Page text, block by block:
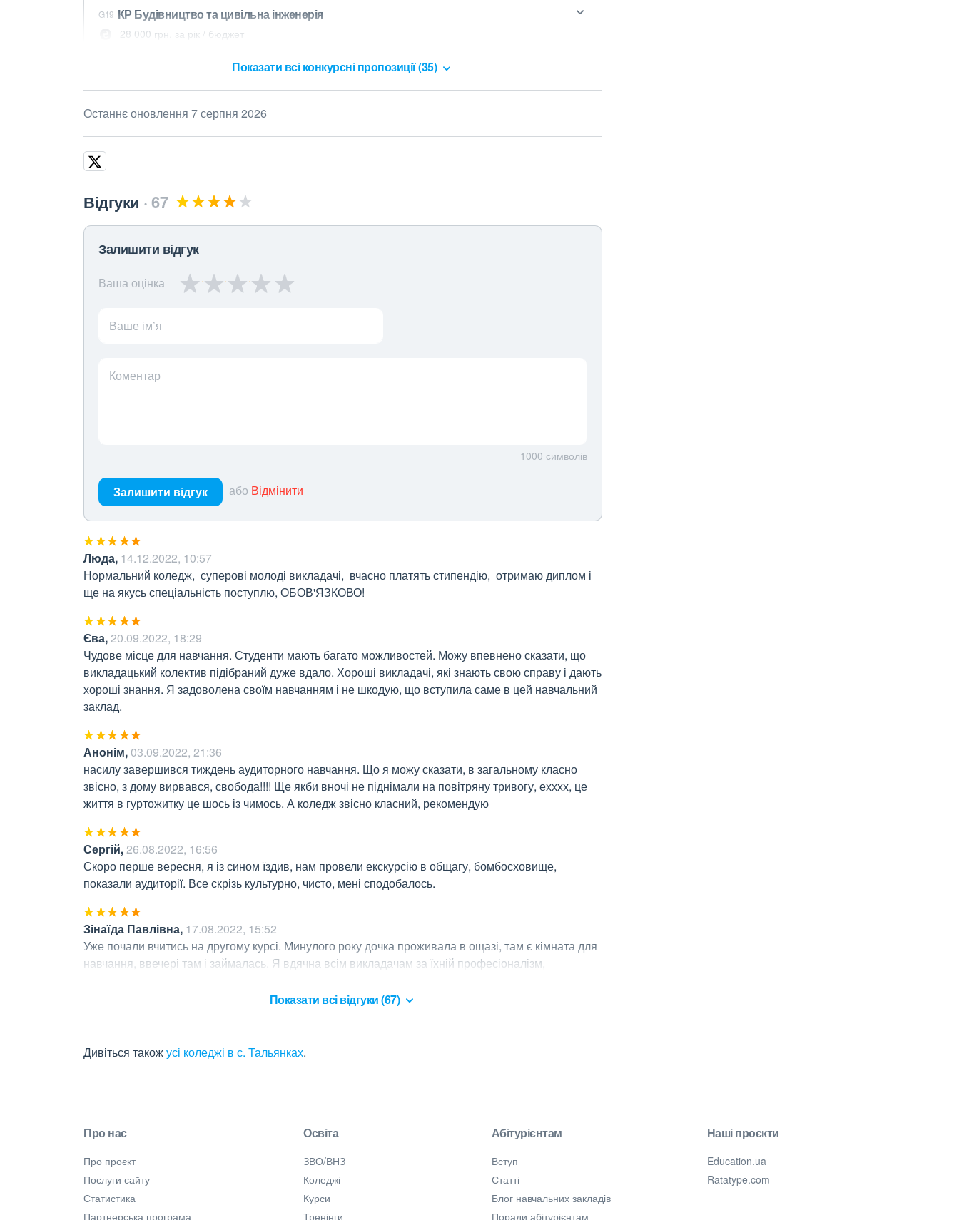
G19 КР Будівництво та цивільна інженерія
28 000 грн. за рік / бюджет
Показати всі конкурсні пропозиції (35)
Останнє оновлення 7 серпня 2026
Відгуки 67
Залишити відгук
Ваша оцінка
Ваше ім’я
Коментар
1000 символів
Залишити відгук або Відмінити
Люда, 14.12.2022, 10:57
Нормальний коледж,  суперові молоді викладачі,  вчасно платять стипендію,  отримаю диплом і
ще на якусь спеціальність поступлю, ОБОВ'ЯЗКОВО!
Єва,20.09.2022, 18:29
Чудове місце для навчання. Студенти мають багато можливостей. Можу впевнено сказати, що
викладацький колектив підібраний дуже вдало. Хороші викладачі, які знають свою справу і дають
хороші знання. Я задоволена своїм навчанням і не шкодую, що вступила саме в цей навчальний
заклад.
Анонім,03.09.2022, 21:36
насилу завершився тиждень аудиторного навчання. Що я можу сказати, в загальному класно
звісно, з дому вирвався, свобода!!!! Ще якби вночі не піднімали на повітряну тривогу, ехххх, це
життя в гуртожитку це шось із чимось. А коледж звісно класний, рекомендую
Сергій,26.08.2022, 16:56
Скоро перше вересня, я із сином їздив, нам провели екскурсію в общагу, бомбосховище,
показали аудиторії. Все скрізь культурно, чисто, мені сподобалось.
Зінаїда Павлівна, 17.08.2022, 15:52
Уже почали вчитись на другому курсі. Минулого року дочка проживала в ощазі, там є кімната для
навчання, ввечері там і займалась. Я вдячна всім викладачам за їхній професіоналізм,
Показати всі відгуки (67)
Дивіться такожусі коледжі в с. Тальянках.
Про нас
Про проєкт
Послуги сайту
Статистика
Партнерська програма
Освіта
ЗВО/ВНЗ
Коледжі
Курси
Тренінги
Абітурієнтам
Вступ
Статті
Блог навчальних закладів
Поради абітурієнтам
Наші проєкти
Education.ua
Ratatype.com